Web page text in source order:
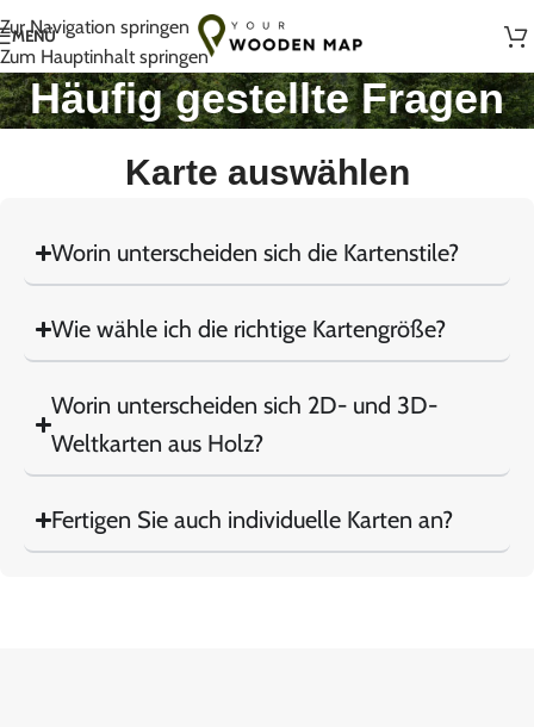
Zur Navigation springen
Zum Hauptinhalt springen
Handgefertigt mit Liebe in Litauen
MENÜ
Häufig gestellte Fragen
Karte auswählen
Worin unterscheiden sich die Kartenstile?
Wie wähle ich die richtige Kartengröße?
Worin unterscheiden sich 2D- und 3D-
Weltkarten aus Holz?
Fertigen Sie auch individuelle Karten an?